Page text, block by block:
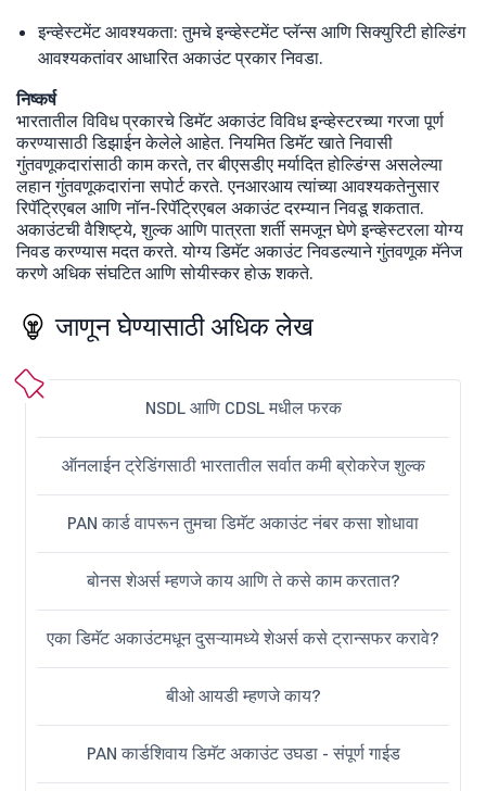
इन्व्हेस्टमेंट आवश्यकता: तुमचे इन्व्हेस्टमेंट प्लॅन्स आणि सिक्युरिटी होल्डिंग
आवश्यकतांवर आधारित अकाउंट प्रकार निवडा.
निष्कर्ष
भारतातील विविध प्रकारचे डिमॅट अकाउंट विविध इन्व्हेस्टरच्या गरजा पूर्ण
करण्यासाठी डिझाईन केलेले आहेत. नियमित डिमॅट खाते निवासी
गुंतवणूकदारांसाठी काम करते, तर बीएसडीए मर्यादित होल्डिंग्स असलेल्या
लहान गुंतवणूकदारांना सपोर्ट करते. एनआरआय त्यांच्या आवश्यकतेनुसार
रिपॅट्रिएबल आणि नॉन-रिपॅट्रिएबल अकाउंट दरम्यान निवडू शकतात.
अकाउंटची वैशिष्ट्ये, शुल्क आणि पात्रता शर्ती समजून घेणे इन्व्हेस्टरला योग्य
निवड करण्यास मदत करते. योग्य डिमॅट अकाउंट निवडल्याने गुंतवणूक मॅनेज
करणे अधिक संघटित आणि सोयीस्कर होऊ शकते.
जाणून घेण्यासाठी अधिक लेख
NSDL आणि CDSL मधील फरक
ऑनलाईन ट्रेडिंगसाठी भारतातील सर्वात कमी ब्रोकरेज शुल्क
PAN कार्ड वापरून तुमचा डिमॅट अकाउंट नंबर कसा शोधावा
बोनस शेअर्स म्हणजे काय आणि ते कसे काम करतात?
एका डिमॅट अकाउंटमधून दुसऱ्यामध्ये शेअर्स कसे ट्रान्सफर करावे?
बीओ आयडी म्हणजे काय?
PAN कार्डशिवाय डिमॅट अकाउंट उघडा - संपूर्ण गाईड